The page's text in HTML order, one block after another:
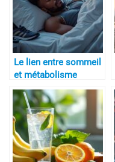
Le lien entre sommeil
et métabolisme
sportif